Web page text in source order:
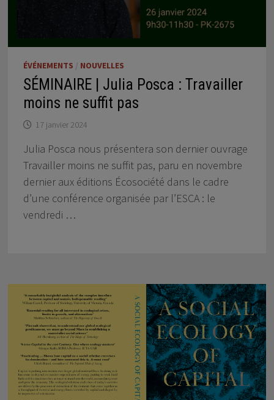
ÉVÉNEMENTS / NOUVELLES
SÉMINAIRE | Julia Posca : Travailler
moins ne suffit pas
17 janvier 2024
Julia Posca nous présentera son dernier ouvrage
Travailler moins ne suffit pas, paru en novembre
dernier aux éditions Écosociété dans le cadre
d’une conférence organisée par l’ESCA : le
vendredi …